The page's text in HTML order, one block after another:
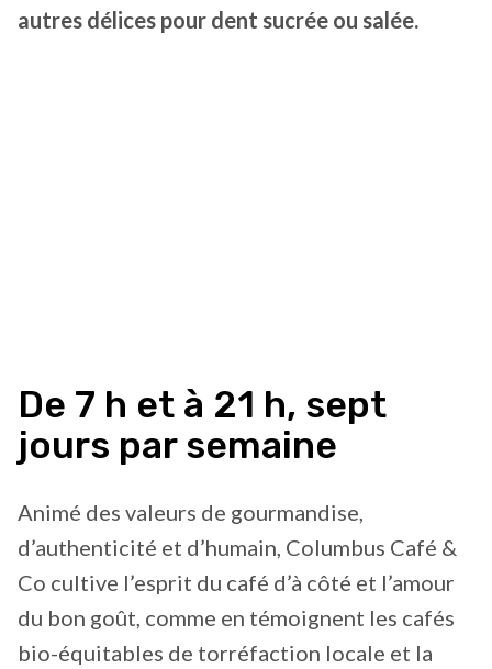
autres délices pour dent sucrée ou salée.
De 7 h et à 21 h, sept
jours par semaine
Animé des valeurs de gourmandise,
d’authenticité et d’humain, Columbus Café &
Co cultive l’esprit du café d’à côté et l’amour
du bon goût, comme en témoignent les cafés
bio-équitables de torréfaction locale et la